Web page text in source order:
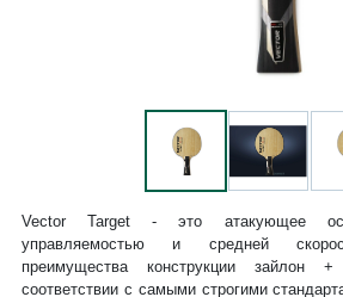
Vector Target - это атакующее
управляемостью и средней
преимущества конструкции зайлон
соответствии с самыми строгими